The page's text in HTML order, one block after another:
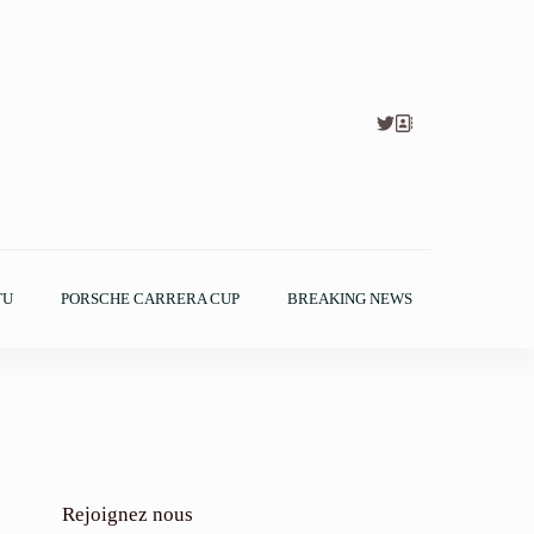
PORSCHE CARRERA CUP BREAKING NEWS
Rejoignez nous